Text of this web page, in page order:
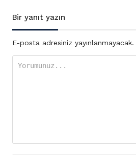
Bir yanıt yazın
E-posta adresiniz yayınlanmayacak.